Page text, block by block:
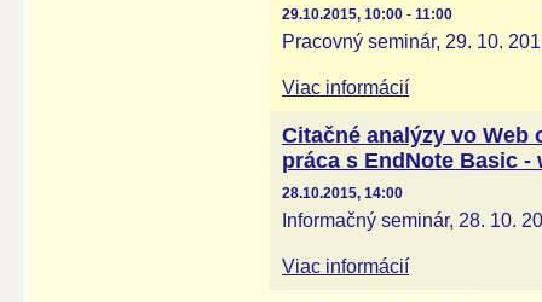
29.10.2015, 10:00 - 11:00
Pracovný seminár, 29. 10.
Viac informácií
Citačné analýzy vo Web
práca s EndNote Basic
28.10.2015, 14:00
Informačný seminár, 28. 10.
Viac informácií